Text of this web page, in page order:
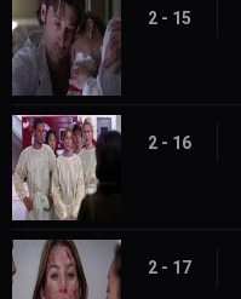
2 - 15
2 - 16
2 - 17